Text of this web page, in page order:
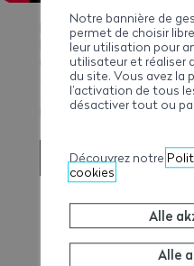
Bauführer organisieren,
Baustellen. Sie sind das
und Bauprojekt. Der
die Organisation der
der Errichtung eines
Unternehmen zu leiten.
ENTDECKEN
Notre bannière de
permet de choisir
leur utilisation pour
utilisateur et réaliser
du site. Vous avez la
l’activation de tous
désactiver tout ou
Découvrez notre
cookies
Alle
Alle